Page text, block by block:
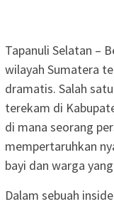
Tapanuli Selatan –
wilayah Sumatera
dramatis. Salah
terekam di
di mana seorang
mempertaruhkan
bayi dan warga
Dalam sebuah